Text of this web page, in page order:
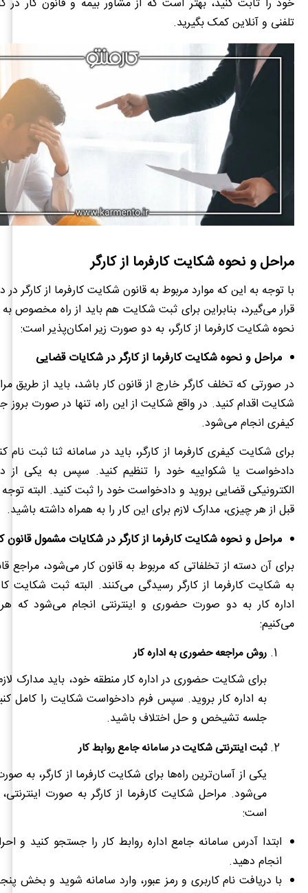
خود را ثابت کنید، بهتر است که از مشاور بیمه و قانون کار در
تلفنی و آنلاین کمک بگیرید.
مراحل و نحوه شکایت کارفرما از کارگر
با توجه به این که موارد مربوط به قانون شکایت کارفرما از کارگر
قرار می‌گیرد، بنابراین برای ثبت شکایت هم باید از راه مخصوص
نحوه شکایت کارفرما از کارگر، به دو صورت زیر امکان‌پذیر است:
مراحل و نحوه شکایت کارفرما از کارگر در شکایات قضایی
در صورتی که تخلف کارگر خارج از قانون کار باشد، باید از طریق
شکایت اقدام کنید. در واقع شکایت از این راه، تنها در صورت
کیفری انجام می‌شود.
برای شکایت کیفری کارفرما از کارگر، باید در سامانه ثنا ثبت نام
دادخواست یا شکواییه خود را تنظیم کنید. سپس به یکی از
الکترونیکی قضایی بروید و دادخواست خود را ثبت کنید. البته
قبل از هر چیزی، مدارک لازم برای این کار را به همراه داشته باشید.
مراحل و نحوه شکایت کارفرما از کارگر در شکایات مشمول قانون
برای آن دسته از تخلفاتی که مربوط به قانون کار می‌شود، مراجع
به شکایت کارفرما از کارگر رسیدگی می‌کنند. البته ثبت شکایت
اداره کار به دو صورت حضوری و اینترنتی انجام می‌شود که
می‌کنیم:
روش مراجعه حضوری به اداره کار
برای شکایت حضوری در اداره کار منطقه خود، باید مدارک
به اداره کار بروید. سپس فرم دادخواست شکایت را کامل
جلسه تشیخص و حل اختلاف باشید.
ثبت اینترنتی شکایت در سامانه جامع روابط کار
یکی از آسان‌ترین راه‌ها برای شکایت کارفرما از کارگر، به
می‌شود. مراحل شکایت کارفرما از کارگر به صورت
است:
ابتدا آدرس سامانه جامع اداره روابط کار را جستجو کنید و
انجام دهید.
با دریافت نام کاربری و رمز عبور، وارد سامانه شوید و بخش